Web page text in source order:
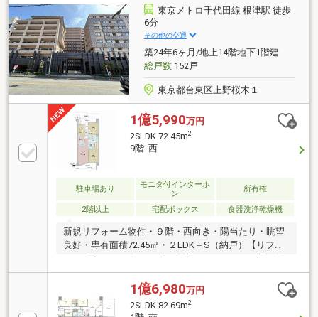
重床・二重天井・天井カセット型エアコン（LD部分）
■ガス温水式床暖房（LD部分）■フルフラット設計■24
時間換気システム■LOW-E複層ガラス
東京メトロ千代田線 根津駅 徒歩
6分
その他の交通
築24年6ヶ月/地上14階地下1階建
総戸数152戸
東京都台東区上野桜木１
1億5,990万円
2SLDK 72.45m2
9階 西
駐車場あり
モニタ付インターホ
ン
所有権
2階以上 宅配ボックス 食器洗浄乾燥機
新規リフォーム物件・９階・西向き・陽当たり・眺望
良好・専有面積72.45㎡・２LDK＋S（納戸）【リフォ
ーム内容：2026年７月完了済】■フローリング新規張
替■システムキッチン・ユニットバス新規交換■シャワ
ートイレ新規交換■洗面化粧台・給湯器新規交換■照明
器具新規設置■その他、ハウスクリーニング等【本物
件の特徴】●いつも快適・広々リビングダイニング●家
1億6,980万円
2SLDK 82.69m2